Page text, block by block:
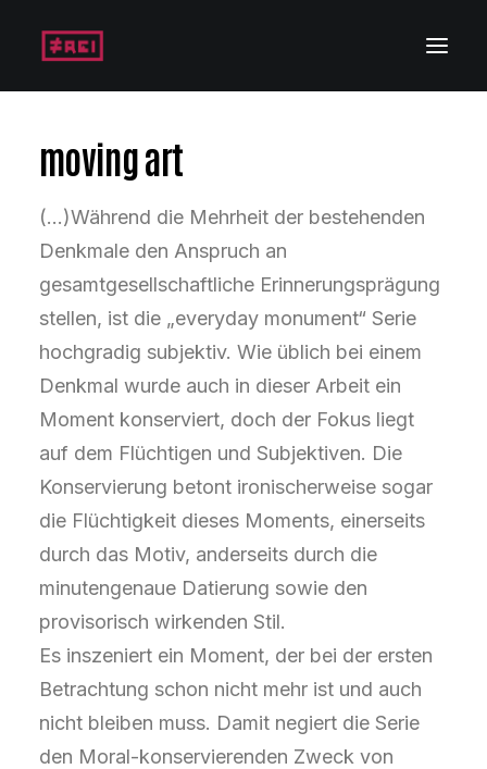
moving art
(...)Während die Mehrheit der bestehenden
Denkmale den Anspruch an
gesamtgesellschaftliche Erinnerungsprägung
stellen, ist die „everyday monument“ Serie
hochgradig subjektiv. Wie üblich bei einem
Denkmal wurde auch in dieser Arbeit ein
Moment konserviert, doch der Fokus liegt
auf dem Flüchtigen und Subjektiven. Die
Konservierung betont ironischerweise sogar
die Flüchtigkeit dieses Moments, einerseits
durch das Motiv, anderseits durch die
minutengenaue Datierung sowie den
provisorisch wirkenden Stil.
Es inszeniert ein Moment, der bei der ersten
Betrachtung schon nicht mehr ist und auch
nicht bleiben muss. Damit negiert die Serie
den Moral-konservierenden Zweck von